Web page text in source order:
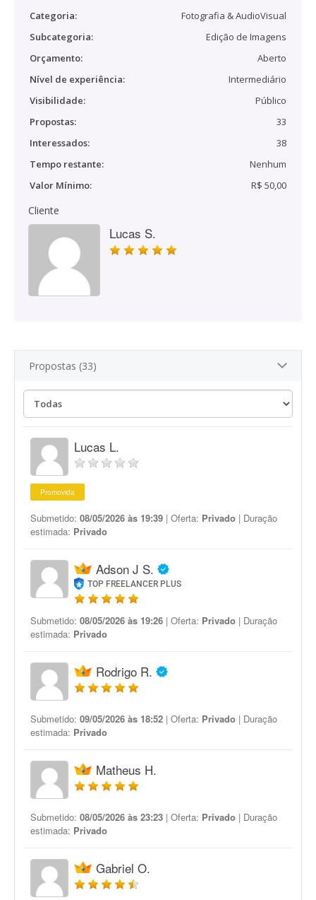
Categoria:
Fotografia & AudioVisual
Subcategoria:
Edição de Imagens
Orçamento:
Aberto
Nível de experiência:
Intermediário
Visibilidade:
Público
Propostas:
33
Interessados:
38
Tempo restante:
Nenhum
Valor Mínimo:
R$ 50,00
Cliente
Lucas S.
Propostas (33)
Lucas L.
Promovida
Submetido: 08/05/2026 às 19:39 | Oferta: Privado | Duração
estimada: Privado
Adson J S.
TOP FREELANCER PLUS
Submetido: 08/05/2026 às 19:26 | Oferta: Privado | Duração
estimada: Privado
Rodrigo R.
Submetido: 09/05/2026 às 18:52 | Oferta: Privado | Duração
estimada: Privado
Matheus H.
Submetido: 08/05/2026 às 23:23 | Oferta: Privado | Duração
estimada: Privado
Gabriel O.